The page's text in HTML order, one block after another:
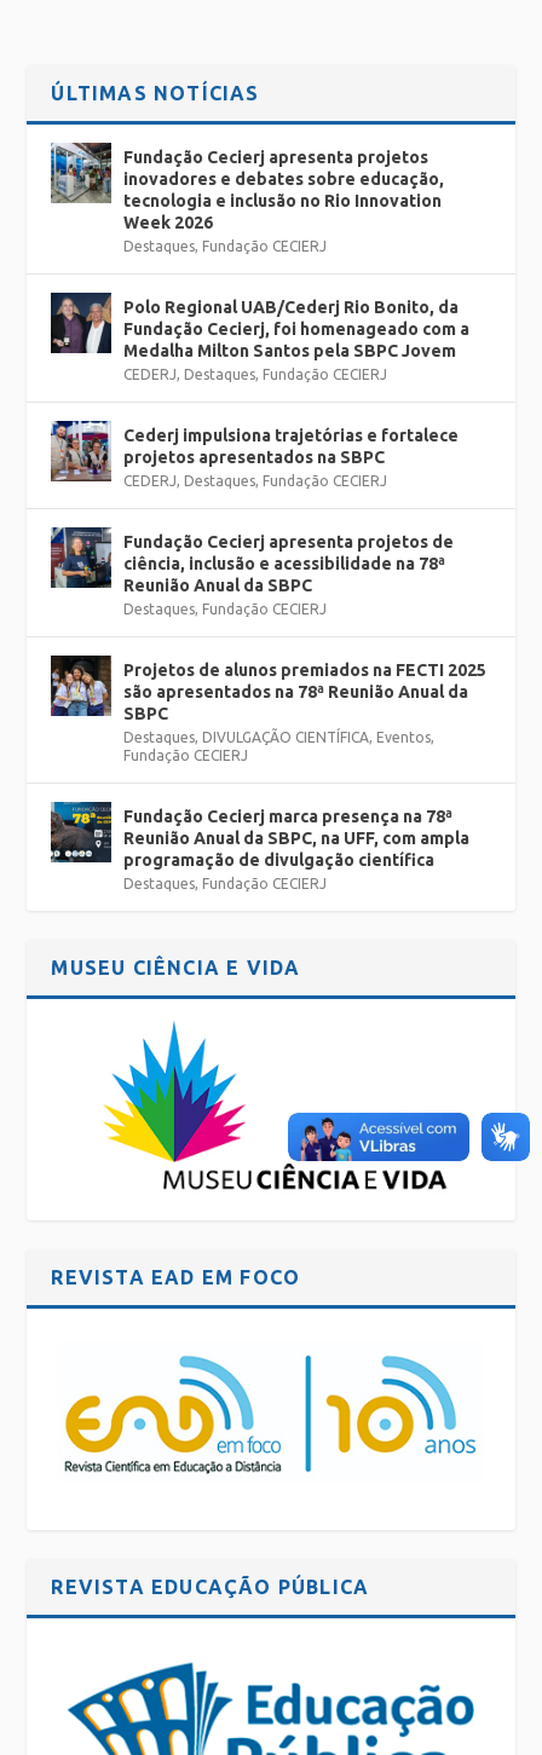
ÚLTIMAS NOTÍCIAS
Fundação Cecierj apresenta projetos
inovadores e debates sobre educação,
tecnologia e inclusão no Rio Innovation
Week 2026
Destaques, Fundação CECIERJ
Polo Regional UAB/Cederj Rio Bonito, da
Fundação Cecierj, foi homenageado com a
Medalha Milton Santos pela SBPC Jovem
CEDERJ, Destaques, Fundação CECIERJ
Cederj impulsiona trajetórias e fortalece
projetos apresentados na SBPC
CEDERJ, Destaques, Fundação CECIERJ
Fundação Cecierj apresenta projetos de
ciência, inclusão e acessibilidade na 78ª
Reunião Anual da SBPC
Destaques, Fundação CECIERJ
Projetos de alunos premiados na FECTI 2025
são apresentados na 78ª Reunião Anual da
SBPC
Destaques, DIVULGAÇÃO CIENTÍFICA, Eventos,
Fundação CECIERJ
Fundação Cecierj marca presença na 78ª
Reunião Anual da SBPC, na UFF, com ampla
programação de divulgação científica
Destaques, Fundação CECIERJ
MUSEU CIÊNCIA E VIDA
REVISTA EAD EM FOCO
REVISTA EDUCAÇÃO PÚBLICA